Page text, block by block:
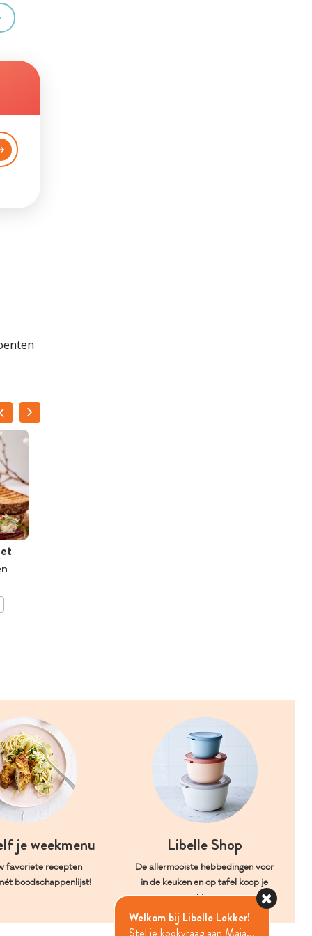
je weekmenu
favoriete recepten
boodschappenlijst!
Libelle Shop
De allermooiste hebbedingen voor
in de keuken en op tafel koop je
hier.
Welkom bij Libelle Lekker!